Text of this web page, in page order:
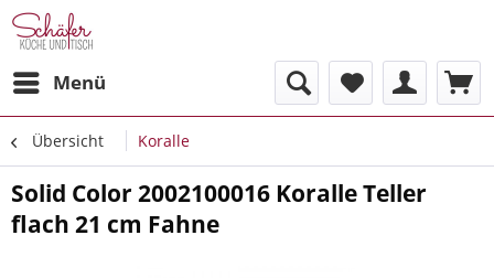
Menü
Übersicht Koralle
Solid Color 2002100016 Koralle Teller
flach 21 cm Fahne